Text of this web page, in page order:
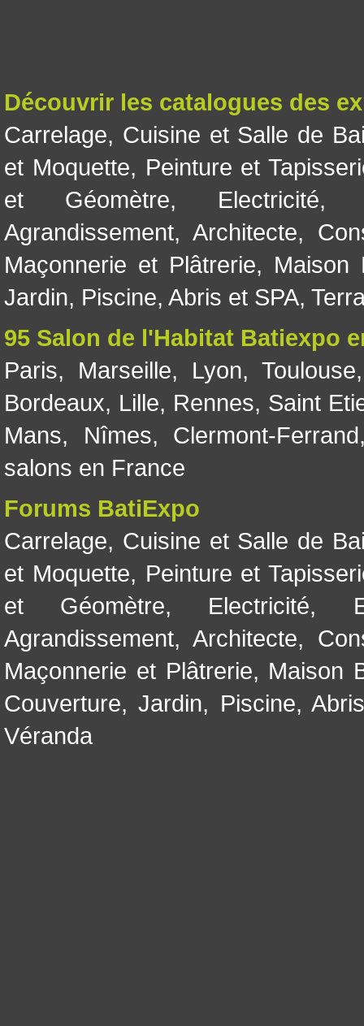
Découvrir les catalogues des
Carrelage, Cuisine et Salle de
et Moquette, Peinture et
et Géomètre, Electricité
Agrandissement, Architecte,
Maçonnerie et Plâtrerie, Maison
Jardin, Piscine, Abris et SPA,
95 Salon de l'Habitat Batiexpo
Paris, Marseille, Lyon, Toulouse
Bordeaux, Lille, Rennes, Saint
Mans, Nîmes, Clermont-Ferrand
salons en France
Forums BatiExpo
Carrelage, Cuisine et Salle de
et Moquette, Peinture et
et Géomètre, Electricité,
Agrandissement, Architecte,
Maçonnerie et Plâtrerie, Maison
Couverture,Jardin, Piscine,
Véranda